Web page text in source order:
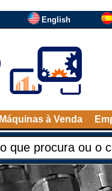
English
Máquinas à Venda